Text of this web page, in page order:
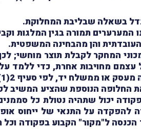
בשאלה שבליבת המחלוקת.
תמורה בגין המלגות
והן מהבחינה המשפטית.
המחקר לקבלת תוצר מוחשי;
עצמם מחויבות אחרת, כדי
יד, לפי סעיף 2(1) לפקודה, כעמדת המשיב.
כי הכנסה לפי אותו סעיף 2(10) לפקודה
להפקדה על התנאי של ייחוס
ל"מקור" הקבוע בפקודה וכל